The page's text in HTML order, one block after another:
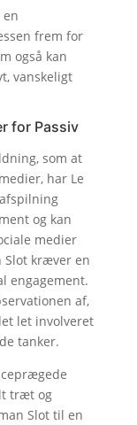
frem for
også kan
vanskeligt
for Passiv
som at
har Le
og kan
medier
Slot kræver en
engagement.
af,
let involveret
tanker.
træt og
Slot til en